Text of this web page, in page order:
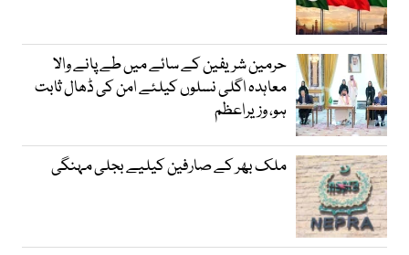
حرمین شریفین کے سائے میں طے پانے والا
معاہدہ اگلی نسلوں کیلئے امن کی ڈھال ثابت
ہو، وزیراعظم
ملک بھر کے صارفین کیلیے بجلی مہنگی